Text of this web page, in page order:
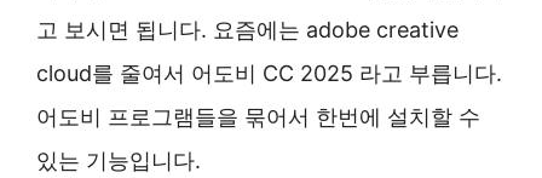
고 보시면 됩니다. 요즘에는 adobe creative
cloud를 줄여서 어도비 CC 2025 라고 부릅니다.
어도비 프로그램들을 묶어서 한번에 설치할 수
있는 기능입니다.